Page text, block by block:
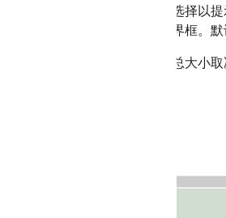
还可以选择以
点的边界框。
图表的总大小